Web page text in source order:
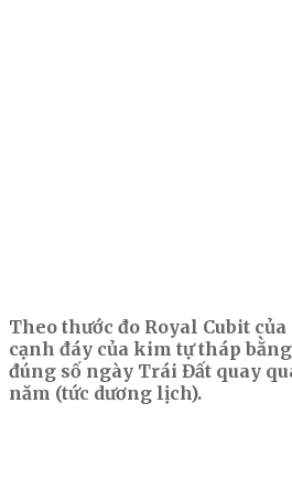
Theo thước đo Royal Cubit của
cạnh đáy của kim tự tháp
đúng số ngày Trái Đất quay
năm (tức dương lịch).